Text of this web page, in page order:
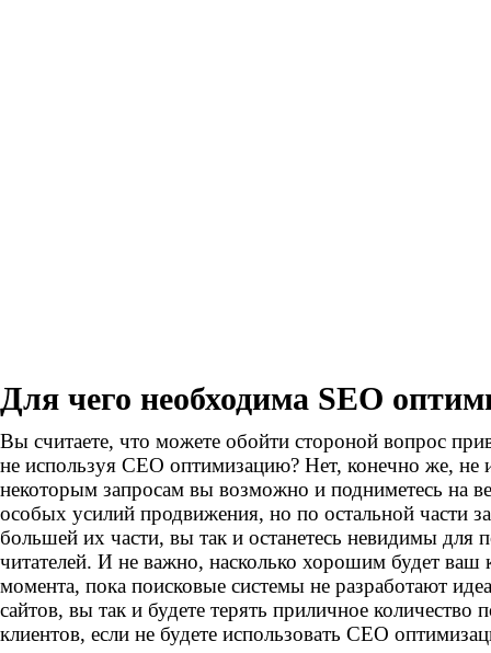
Для чего необходима SEO
Вы считаете, что можете обойти стороной вопрос
не используя СЕО оптимизацию? Нет, конечно же, не
некоторым запросам вы возможно и подниметесь на
особых усилий продвижения, но по остальной части
большей их части, вы так и останетесь невидимы для
читателей. И не важно, насколько хорошим будет ваш
момента, пока поисковые системы не разработают
сайтов, вы так и будете терять приличное количество
клиентов, если не будете использовать СЕО